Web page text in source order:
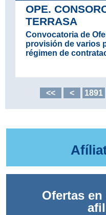
OPE.
TERRASA
Convocatoria de
provisión de varios
régimen de
<< < 1891
Ofertas